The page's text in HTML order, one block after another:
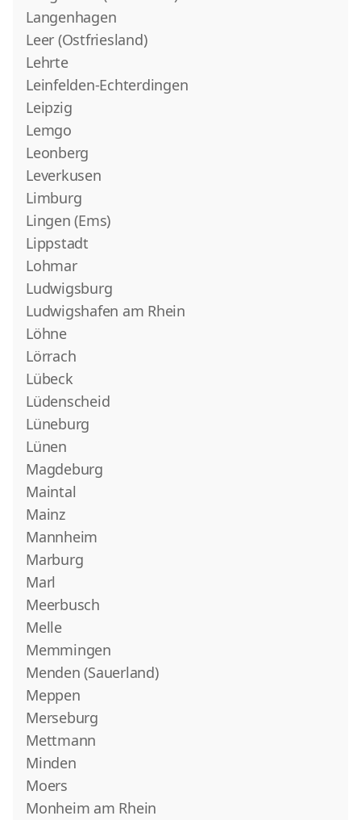
Langenhagen
Leer (Ostfriesland)
Lehrte
Leinfelden-Echterdingen
Leipzig
Lemgo
Leonberg
Leverkusen
Limburg
Lingen (Ems)
Lippstadt
Lohmar
Ludwigsburg
Ludwigshafen am Rhein
Löhne
Lörrach
Lübeck
Lüdenscheid
Lüneburg
Lünen
Magdeburg
Maintal
Mainz
Mannheim
Marburg
Marl
Meerbusch
Melle
Memmingen
Menden (Sauerland)
Meppen
Merseburg
Mettmann
Minden
Moers
Monheim am Rhein